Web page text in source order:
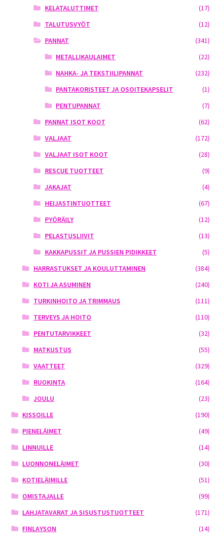
KELATALUTTIMET
(17)
TALUTUSVYÖT
(12)
PANNAT
(341)
METALLIKAULAIMET
(22)
NAHKA- JA TEKSTIILIPANNAT
(232)
PANTAKORISTEET JA OSOITEKAPSELIT
(1)
PENTUPANNAT
(7)
PANNAT ISOT KOOT
(62)
VALJAAT
(172)
VALJAAT ISOT KOOT
(28)
RESCUE TUOTTEET
(9)
JAKAJAT
(4)
HEIJASTINTUOTTEET
(67)
PYÖRÄILY
(12)
PELASTUSLIIVIT
(13)
KAKKAPUSSIT JA PUSSIEN PIDIKKEET
(5)
HARRASTUKSET JA KOULUTTAMINEN
(384)
KOTI JA ASUMINEN
(240)
TURKINHOITO JA TRIMMAUS
(111)
TERVEYS JA HOITO
(110)
PENTUTARVIKKEET
(32)
MATKUSTUS
(55)
VAATTEET
(329)
RUOKINTA
(164)
JOULU
(23)
KISSOILLE
(190)
PIENELÄIMET
(49)
LINNUILLE
(14)
LUONNONELÄIMET
(30)
KOTIELÄIMILLE
(51)
OMISTAJALLE
(99)
LAHJATAVARAT JA SISUSTUSTUOTTEET
(171)
FINLAYSON
(14)